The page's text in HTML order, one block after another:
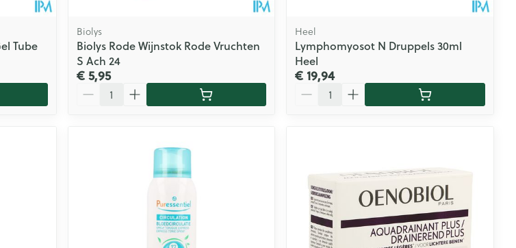
Tube
Biolys
Biolys Rode Wijnstok Rode Vruchten
S Ach 24
€ 5,95
Heel
Lymphomyosot N Druppels 30ml
Heel
€ 19,94